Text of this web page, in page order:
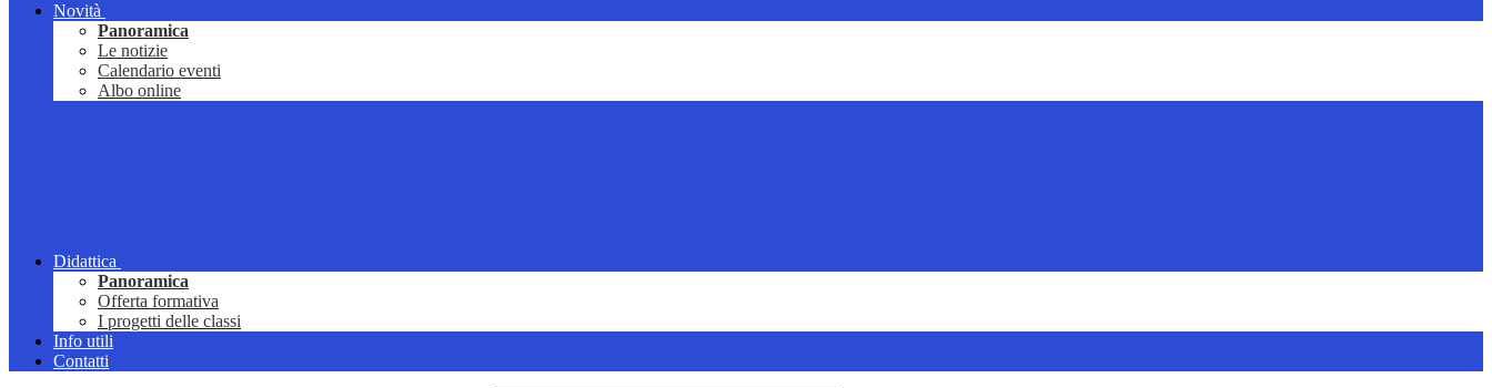
Novità
Panoramica
Le notizie
Calendario eventi
Albo online
Didattica
Panoramica
Offerta formativa
I progetti delle classi
Info utili
Contatti